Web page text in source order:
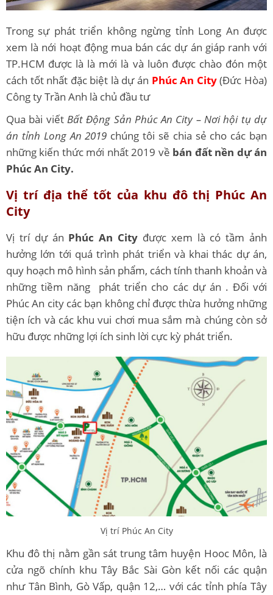
Trong sự phát triển không ngừng tỉnh Long An được
xem là nới hoạt động mua bán các dự án giáp ranh với
TP.HCM được là là mới là và luôn được chào đón một
cách tốt nhất đặc biệt là dự án Phúc An City(Đức Hòa)
Công ty Trần Anh là chủ đầu tư
Qua bài viết Bất Động Sản Phúc An City – Nơi hội tụ dự
án tỉnh Long An 2019 chúng tôi sẽ chia sẻ cho các bạn
những kiến thức mới nhất 2019 về bán đất nền dự án
Phúc An City.
Vị trí địa thể tốt của khu đô thị Phúc An
City
Vị trí dự án Phúc An City được xem là có tầm ảnh
hưởng lớn tới quá trình phát triển và khai thác dự án,
quy hoạch mô hình sản phẩm, cách tính thanh khoản và
những tiềm năng phát triển cho các dự án . Đối với
Phúc An city các bạn không chỉ được thừa hưởng những
tiện ích và các khu vui chơi mua sắm mà chúng còn sở
hữu được những lợi ích sinh lời cực kỳ phát triển.
Vị trí Phúc An City
Khu đô thị nằm gần sát trung tâm huyện Hooc Môn, là
cửa ngõ chính khu Tây Bắc Sài Gòn kết nối các quận
như Tân Bình, Gò Vấp, quận 12,… với các tỉnh phía Tây